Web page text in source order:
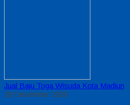
Jual Baju Toga Wisuda Kota Madiun
28 Desember 2020